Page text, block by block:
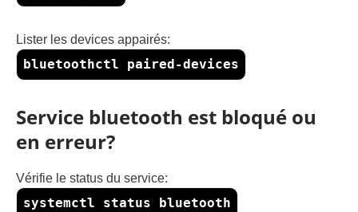
Lister les devices appairés:
bluetoothctl paired-devices
Service bluetooth est bloqué ou
en erreur?
Vérifie le status du service:
systemctl status bluetooth